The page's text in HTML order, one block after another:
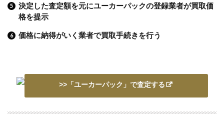
決定した査定額を元にユーカーパックの登録業者が買取価
格を提示
価格に納得がいく業者で買取手続きを行う
>>「ユーカーパック」で査定する